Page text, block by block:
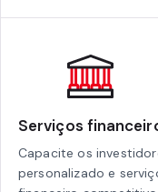
Serviços
Capacite os
personalizado e